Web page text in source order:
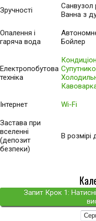
Зручності
Санвузол
Ванна з
Опалення і
гаряча вода
Бойлер
Електропобутова
техніка
Інтернет Wi-Fi
Застава при
вселенні
(депозит
безпеки)
В розмірі
Запит Крок 1: